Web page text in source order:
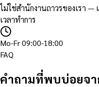
ไม่ใช่สำนักงานถาวรของเรา
เวลาทำการ
Mo-Fr 09:00-18:00
FAQ
คำถามที่พบบ่อยจ